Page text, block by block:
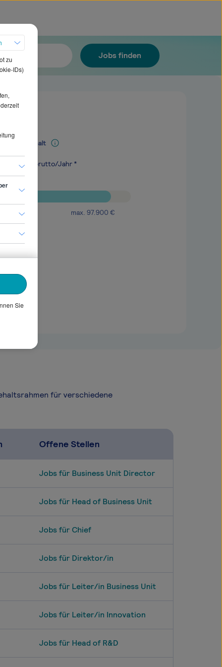
Jobs finden
Mediangehalt
€ brutto/Jahr *
max. 97.900 €
für verschiedene
Offene Stellen
Jobs für Business Unit Director
Jobs für Head of Business Unit
Jobs für Chief
Jobs für Direktor/in
Jobs für Leiter/in Business Unit
Jobs für Leiter/in Innovation
Jobs für Head of R&D
zu
IDs)
Sie